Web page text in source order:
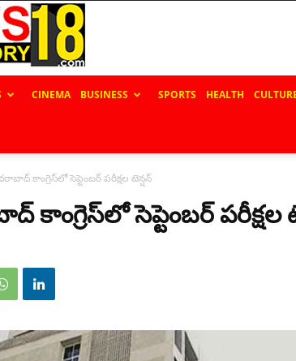
CINEMA BUSINESS SPORTS HEALTH
కాంగ్రెస్‌లో సెప్టెంబ‌ర్ ప‌రీక్ష‌ల టెన్ష‌న్‌
కాంగ్రెస్‌లో సెప్టెంబ‌ర్ ప‌రీక్ష‌ల